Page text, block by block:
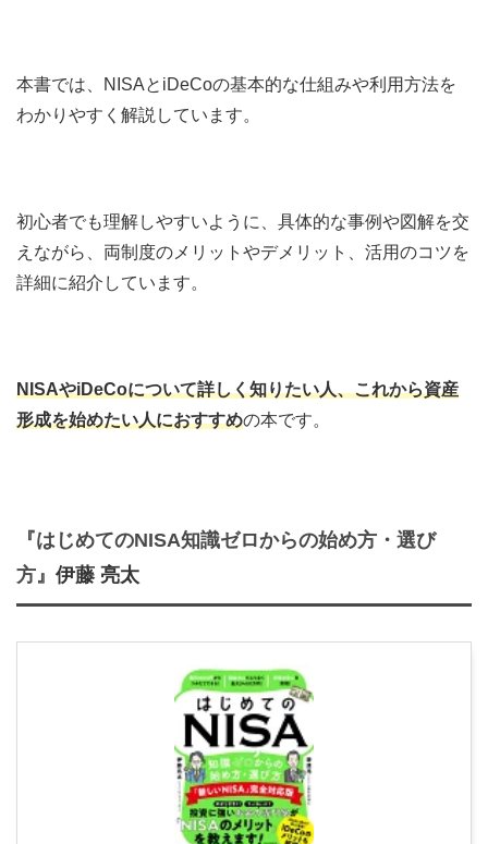
本書では、NISAとiDeCoの基本的な仕組みや利用方法を
わかりやすく解説しています。
初心者でも理解しやすいように、具体的な事例や図解を交
えながら、両制度のメリットやデメリット、活用のコツを
詳細に紹介しています。
NISAやiDeCoについて詳しく知りたい人、これから資産
形成を始めたい人におすすめの本です。
『はじめてのNISA知識ゼロからの始め方・選び
方』 伊藤 亮太